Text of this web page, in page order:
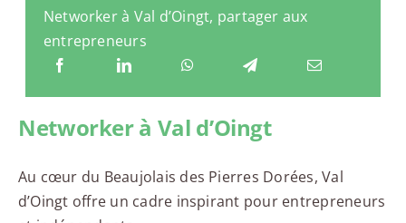
Networker à Val d’Oingt, partager aux
entrepreneurs
Networker à Val d’Oingt
Au cœur du Beaujolais des Pierres Dorées, Val
d’Oingt offre un cadre inspirant pour entrepreneurs